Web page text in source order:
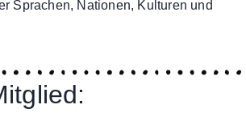
Sprachen, Nationen, Kulturen und